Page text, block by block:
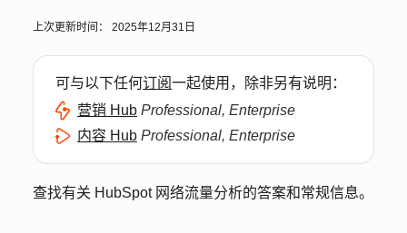
上次更新时间： 2025年12月31日
可与以下任何订阅一起使用，除非另有说明：
营销 Hub Professional, Enterprise
内容 Hub Professional, Enterprise
查找有关 HubSpot 网络流量分析的答案和常规信息。